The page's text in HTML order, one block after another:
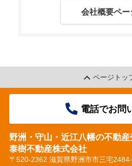
e
o
会社概要ペー
ページトッ
電話でお問
野洲・守山・近江八幡の不動
泰樹不動産株式会社
〒520-2362 滋賀県野洲市市三宅